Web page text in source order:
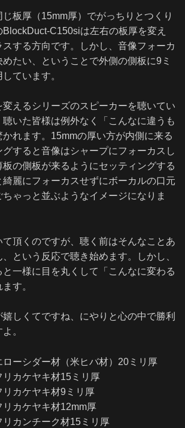
板厚（15mm厚）でがっちりとつくり
BlockDuct-C150siは左右の板厚を変え
する方向です。しかし、音像フォーカ
たい、ということで外側の側板に9ミ
ています。
えるシリーズのスピーカーを聴いてい
いた皆様は例外なく「こんなに違うも
れます。15mmの厚い方が内側に来る
グすると音像はシャープにフォーカスし
板の側板が来るようにセッティングする
綺麗にフォーカスせずにボーカルの口元
ゃっと並ぶようなイメージになりま
頂くのですが、聴く前はそんなことあ
という反応で聴き始めます。しかし、
一様に目を丸くして「こんなに変わる
す。
嬉しくてですね、にやりと心の中で勝利
。
ーシダー材（米ヒバ材）20ミリ厚
カケヤキ材15ミリ厚
リカケヤキ材9ミリ厚
カケヤキ材12mm厚
ンチーク材15ミリ厚